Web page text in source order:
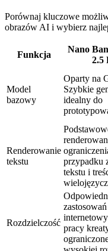
Porównaj kluczowe
obrazów AI i wybierz
Funkcja
Nano
2.5
Model
bazowy
Oparty na
Szybkie
idealny do
Renderowanie
tekstu
przypadku
tekstu i
Rozdzielczość
zastosowań
pracy